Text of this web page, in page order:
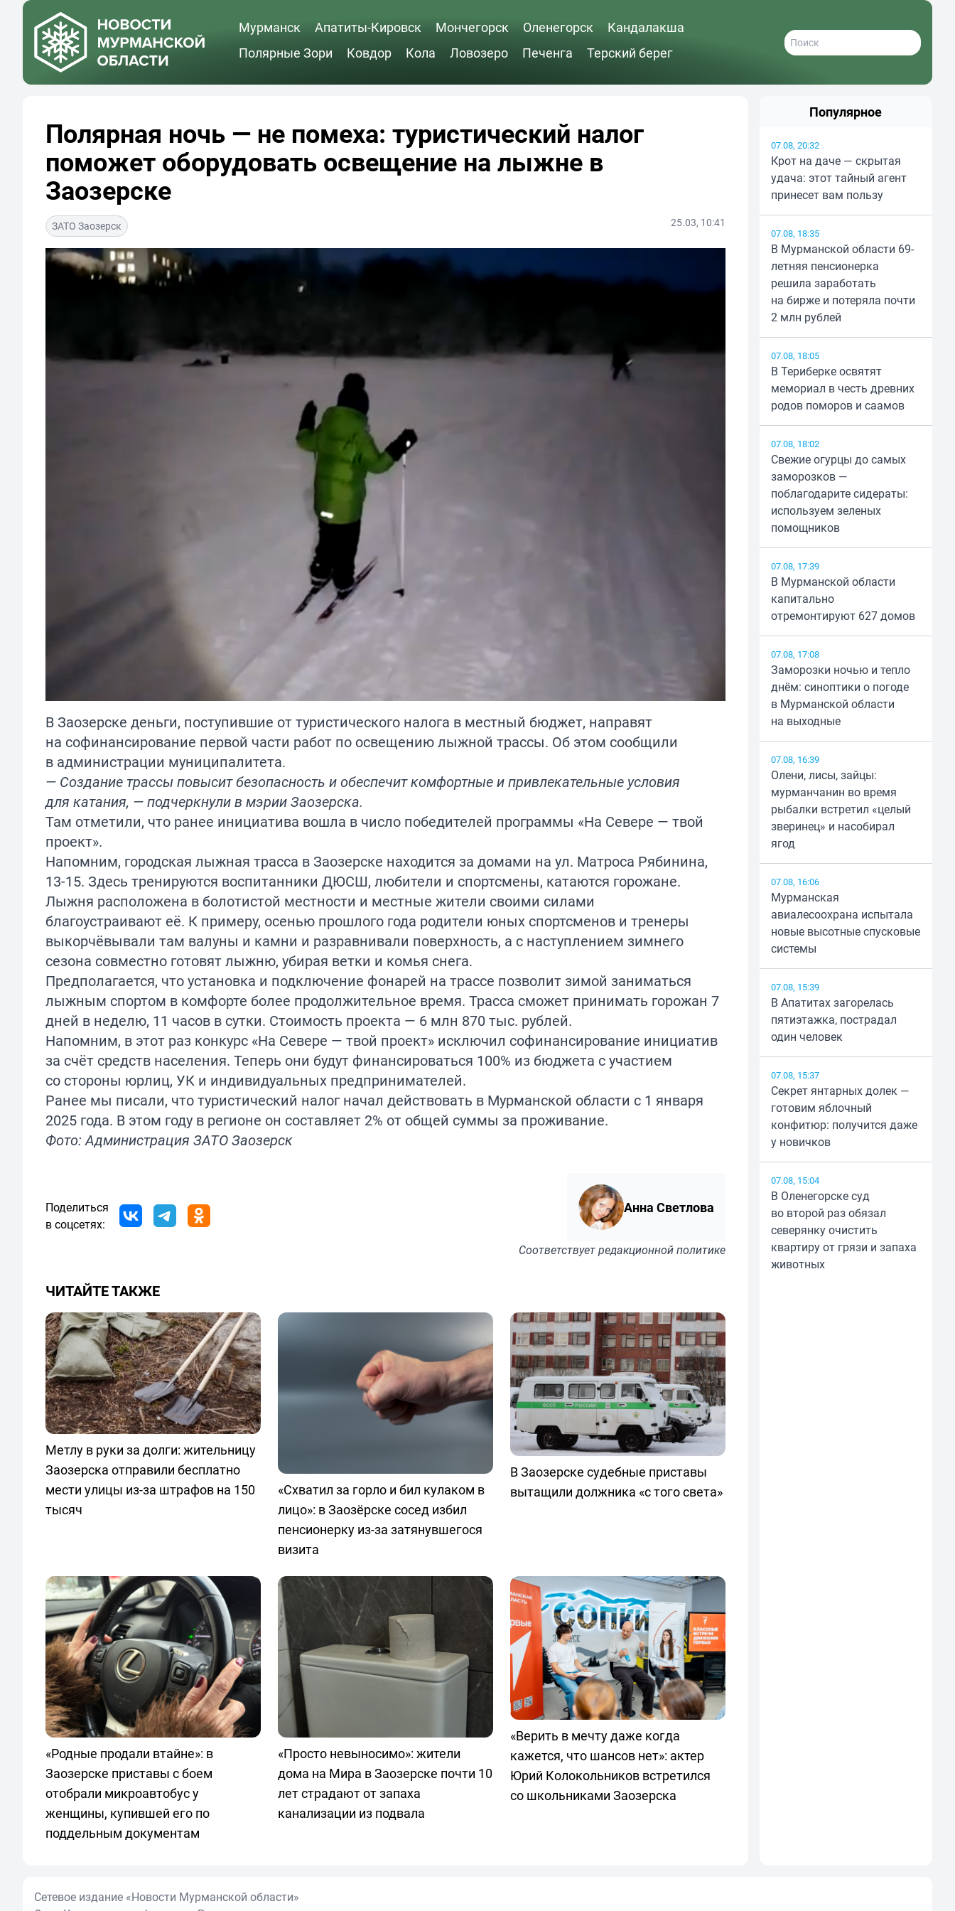
Мурманск Апатиты-Кировск Мончегорск Оленегорск
Кандалакша
Полярные Зори
Ковдор Кола Ловозеро Печенга Терский берег
Полярная ночь — не помеха: туристический налог
поможет оборудовать освещение на лыжне в
Заозерске
ЗАТО Заозерск 25.03, 10:41
В Заозерске деньги, поступившие от туристического налога в местный бюджет, направят
на софинансирование первой части работ по освещению лыжной трассы. Об этом сообщили
в администрации муниципалитета.
— Создание трассы повысит безопасность и обеспечит комфортные и привлекательные условия
для катания, — подчеркнули в мэрии Заозерска.
Там отметили, что ранее инициатива вошла в число победителей программы «На Севере — твой
проект».
Напомним, городская лыжная трасса в Заозерске находится за домами на ул. Матроса Рябинина,
13-15. Здесь тренируются воспитанники ДЮСШ, любители и спортсмены, катаются горожане.
Лыжня расположена в болотистой местности и местные жители своими силами
благоустраивают её. К примеру, осенью прошлого года родители юных спортсменов и тренеры
выкорчёвывали там валуны и камни и разравнивали поверхность, а с наступлением зимнего
сезона совместно готовят лыжню, убирая ветки и комья снега.
Предполагается, что установка и подключение фонарей на трассе позволит зимой заниматься
лыжным спортом в комфорте более продолжительное время. Трасса сможет принимать горожан 7
дней в неделю, 11 часов в сутки. Стоимость проекта — 6 млн 870 тыс. рублей.
Напомним, в этот раз конкурс «На Севере — твой проект» исключил софинансирование инициатив
за счёт средств населения. Теперь они будут финансироваться 100% из бюджета с участием
со стороны юрлиц, УК и индивидуальных предпринимателей.
Ранее мы писали, что туристический налог начал действовать в Мурманской области с 1 января
2025 года. В этом году в регионе он составляет 2% от общей суммы за проживание.
Фото: Администрация ЗАТО Заозерск
Поделиться
в соцсетях:
Анна Светлова
Соответствуетредакционной политике
ЧИТАЙТЕ ТАКЖЕ
Метлу в руки за долги: жительницу
Заозерска отправили бесплатно
мести улицы из-за штрафов на 150
тысяч
«Схватил за горло и бил кулаком в
лицо»: в Заозёрске сосед избил
пенсионерку из-за затянувшегося
визита
В Заозерске судебные приставы
вытащили должника «с того света»
«Родные продали втайне»: в
Заозерске приставы с боем
отобрали микроавтобус у
женщины, купившей его по
поддельным документам
«Просто невыносимо»: жители
дома на Мира в Заозерске почти 10
лет страдают от запаха
канализации из подвала
«Верить в мечту даже когда
кажется, что шансов нет»: актер
Юрий Колокольников встретился
со школьниками Заозерска
Популярное
07.08, 20:32
Крот на даче — скрытая
удача: этот тайный агент
принесет вам пользу
07.08, 18:35
В Мурманской области 69-
летняя пенсионерка
решила заработать
на бирже и потеряла почти
2 млн рублей
07.08, 18:05
В Териберке освятят
мемориал в честь древних
родов поморов и саамов
07.08, 18:02
Свежие огурцы до самых
заморозков —
поблагодарите сидераты:
используем зеленых
помощников
07.08, 17:39
В Мурманской области
капитально
отремонтируют 627 домов
07.08, 17:08
Заморозки ночью и тепло
днём: синоптики о погоде
в Мурманской области
на выходные
07.08, 16:39
Олени, лисы, зайцы:
мурманчанин во время
рыбалки встретил «целый
зверинец» и насобирал
ягод
07.08, 16:06
Мурманская
авиалесоохрана испытала
новые высотные спусковые
системы
07.08, 15:39
В Апатитах загорелась
пятиэтажка, пострадал
один человек
07.08, 15:37
Секрет янтарных долек —
готовим яблочный
конфитюр: получится даже
у новичков
07.08, 15:04
В Оленегорске суд
во второй раз обязал
северянку очистить
квартиру от грязи и запаха
животных
Сетевое издание «Новости Мурманской области»